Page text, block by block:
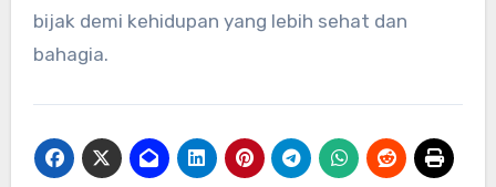
bijak demi kehidupan yang lebih sehat dan
bahagia.